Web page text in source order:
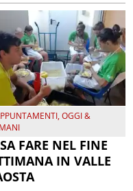
,OGGI &
FARE NEL FINE
IN VALLE